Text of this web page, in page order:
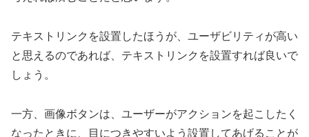
テキストリンクを設置したほうが、ユーザビリティが高い
と思えるのであれば、テキストリンクを設置すれば良いで
しょう。
一方、画像ボタンは、ユーザーがアクションを起こしたく
なったときに、目につきやすいよう設置してあげることが